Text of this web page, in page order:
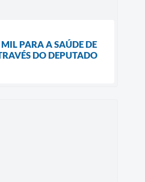
PARA A SAÚDE DE
DO DEPUTADO